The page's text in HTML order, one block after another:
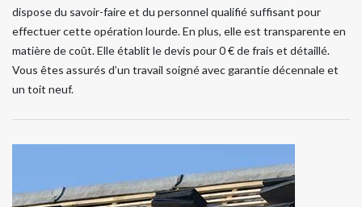
dispose du savoir-faire et du personnel qualifié suffisant pour
effectuer cette opération lourde. En plus, elle est transparente en
matière de coût. Elle établit le devis pour 0 € de frais et détaillé.
Vous êtes assurés d’un travail soigné avec garantie décennale et
un toit neuf.